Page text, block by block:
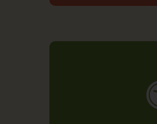
Naturaleza es
económica, y de